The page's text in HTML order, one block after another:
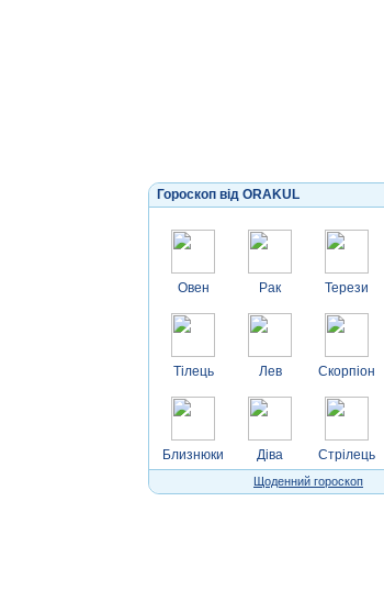
Гороскоп від ORAKUL
Овен
Тілець
Близнюки
Рак
Лев
Діва
Терези
Скорпіон
Стрілець
Щоденний гороскоп